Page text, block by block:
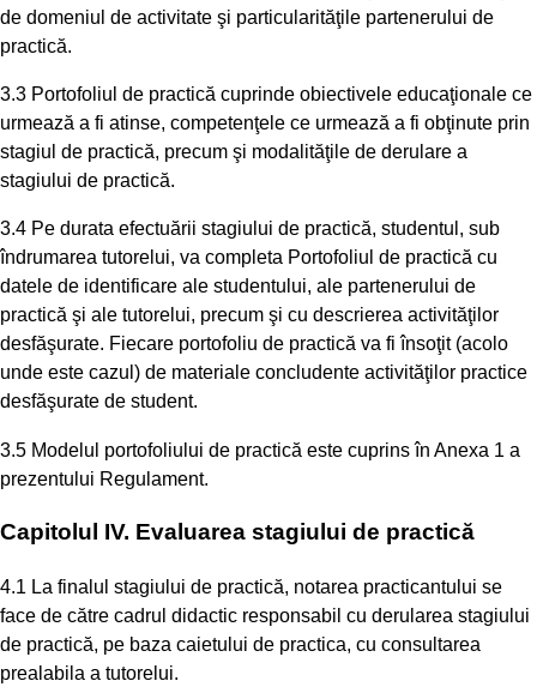
de domeniul de activitate şi particularităţile partenerului de
practică.
3.3 Portofoliul de practică cuprinde obiectivele educaţionale ce
urmează a fi atinse, competenţele ce urmează a fi obţinute prin
stagiul de practică, precum şi modalităţile de derulare a
stagiului de practică.
3.4 Pe durata efectuării stagiului de practică, studentul, sub
îndrumarea tutorelui, va completa Portofoliul de practică cu
datele de identificare ale studentului, ale partenerului de
practică şi ale tutorelui, precum şi cu descrierea activităţilor
desfăşurate. Fiecare portofoliu de practică va fi însoţit (acolo
unde este cazul) de materiale concludente activităţilor practice
desfăşurate de student.
3.5 Modelul portofoliului de practică este cuprins în Anexa 1 a
prezentului Regulament.
Capitolul IV. Evaluarea stagiului de practică
4.1 La finalul stagiului de practică, notarea practicantului se
face de către cadrul didactic responsabil cu derularea stagiului
de practică, pe baza caietului de practica, cu consultarea
prealabila a tutorelui.